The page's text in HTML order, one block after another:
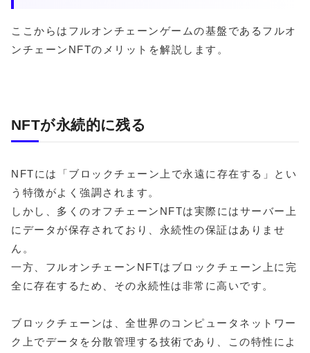
ここからはフルオンチェーンゲームの基盤であるフルオ
ンチェーンNFTのメリットを解説します。
NFTが永続的に残る
NFTには「ブロックチェーン上で永遠に存在する」とい
う特徴がよく強調されます。
しかし、多くのオフチェーンNFTは実際にはサーバー上
にデータが保存されており、永続性の保証はありませ
ん。
一方、フルオンチェーンNFTはブロックチェーン上に完
全に存在するため、その永続性は非常に高いです。
ブロックチェーンは、全世界のコンピュータネットワー
ク上でデータを分散管理する技術であり、この特性によ